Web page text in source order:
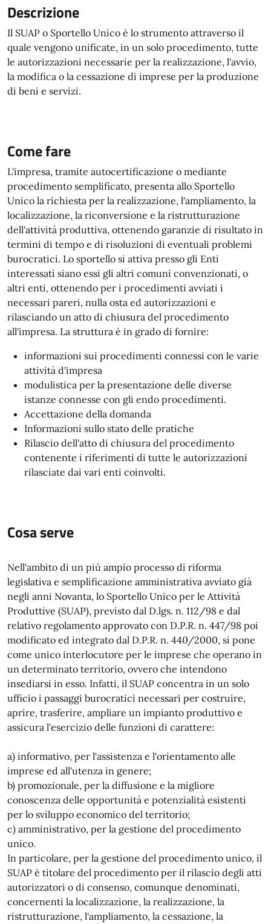
Descrizione
Il SUAP o Sportello Unico è lo strumento attraverso il
quale vengono unificate, in un solo procedimento, tutte
le autorizzazioni necessarie per la realizzazione, l'avvio,
la modifica o la cessazione di imprese per la produzione
di beni e servizi.
Come fare
L'impresa, tramite autocertificazione o mediante
procedimento semplificato, presenta allo Sportello
Unico la richiesta per la realizzazione, l'ampliamento, la
localizzazione, la riconversione e la ristrutturazione
dell'attività produttiva, ottenendo garanzie di risultato in
termini di tempo e di risoluzioni di eventuali problemi
burocratici. Lo sportello si attiva presso gli Enti
interessati siano essi gli altri comuni convenzionati, o
altri enti, ottenendo per i procedimenti avviati i
necessari pareri, nulla osta ed autorizzazioni e
rilasciando un atto di chiusura del procedimento
all'impresa. La struttura è in grado di fornire:
informazioni sui procedimenti connessi con le varie
attività d'impresa
modulistica per la presentazione delle diverse
istanze connesse con gli endo procedimenti.
Accettazione della domanda
Informazioni sullo stato delle pratiche
Rilascio dell'atto di chiusura del procedimento
contenente i riferimenti di tutte le autorizzazioni
rilasciate dai vari enti coinvolti.
Cosa serve
Nell'ambito di un più ampio processo di riforma
legislativa e semplificazione amministrativa avviato già
negli anni Novanta, lo Sportello Unico per le Attività
Produttive (SUAP), previsto dal D.lgs. n. 112/98 e dal
relativo regolamento approvato con D.P.R. n. 447/98 poi
modificato ed integrato dal D.P.R. n. 440/2000, si pone
come unico interlocutore per le imprese che operano in
un determinato territorio, ovvero che intendono
insediarsi in esso. Infatti, il SUAP concentra in un solo
ufficio i passaggi burocratici necessari per costruire,
aprire, trasferire, ampliare un impianto produttivo e
assicura l'esercizio delle funzioni di carattere:
a) informativo, per l'assistenza e l'orientamento alle
imprese ed all'utenza in genere;
b) promozionale, per la diffusione e la migliore
conoscenza delle opportunità e potenzialità esistenti
per lo sviluppo economico del territorio;
c) amministrativo, per la gestione del procedimento
unico.
In particolare, per la gestione del procedimento unico, il
SUAP è titolare del procedimento per il rilascio degli atti
autorizzatori o di consenso, comunque denominati,
concernenti la localizzazione, la realizzazione, la
ristrutturazione, l'ampliamento, la cessazione, la